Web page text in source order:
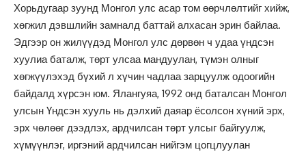
Хорьдугаар зуунд Монгол улс асар том өөрчлөлтийг хийж,
хөгжил дэвшлийн замналд баттай алхасан эрин байлаа.
Эдгээр он жилүүдэд Монгол улс дөрвөн ч удаа үндсэн
хуулиа баталж, төрт улсаа мандуулан, түмэн олныг
хөгжүүлэхэд бүхий л хүчин чадлаа зарцуулж одоогийн
байдалд хүрсэн юм. Ялангуяа, 1992 онд баталсан Монгол
улсын Үндсэн хууль нь дэлхий даяар ёсолсон хүний эрх,
эрх чөлөөг дээдлэх, ардчилсан төрт улсыг байгуулж,
хүмүүнлэг, иргэний ардчилсан нийгэм цогцлуулан